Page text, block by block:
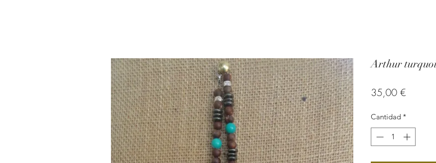
Arthur
35,00 €Precio
Cantidad *